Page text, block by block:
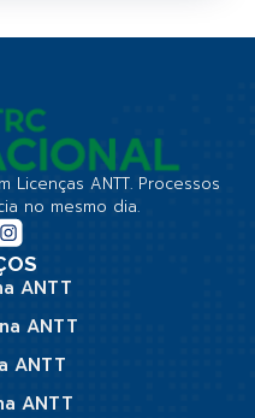
Licenças ANTT. Processos
no mesmo dia.
ANTT
ANTT
ANTT
ANTT